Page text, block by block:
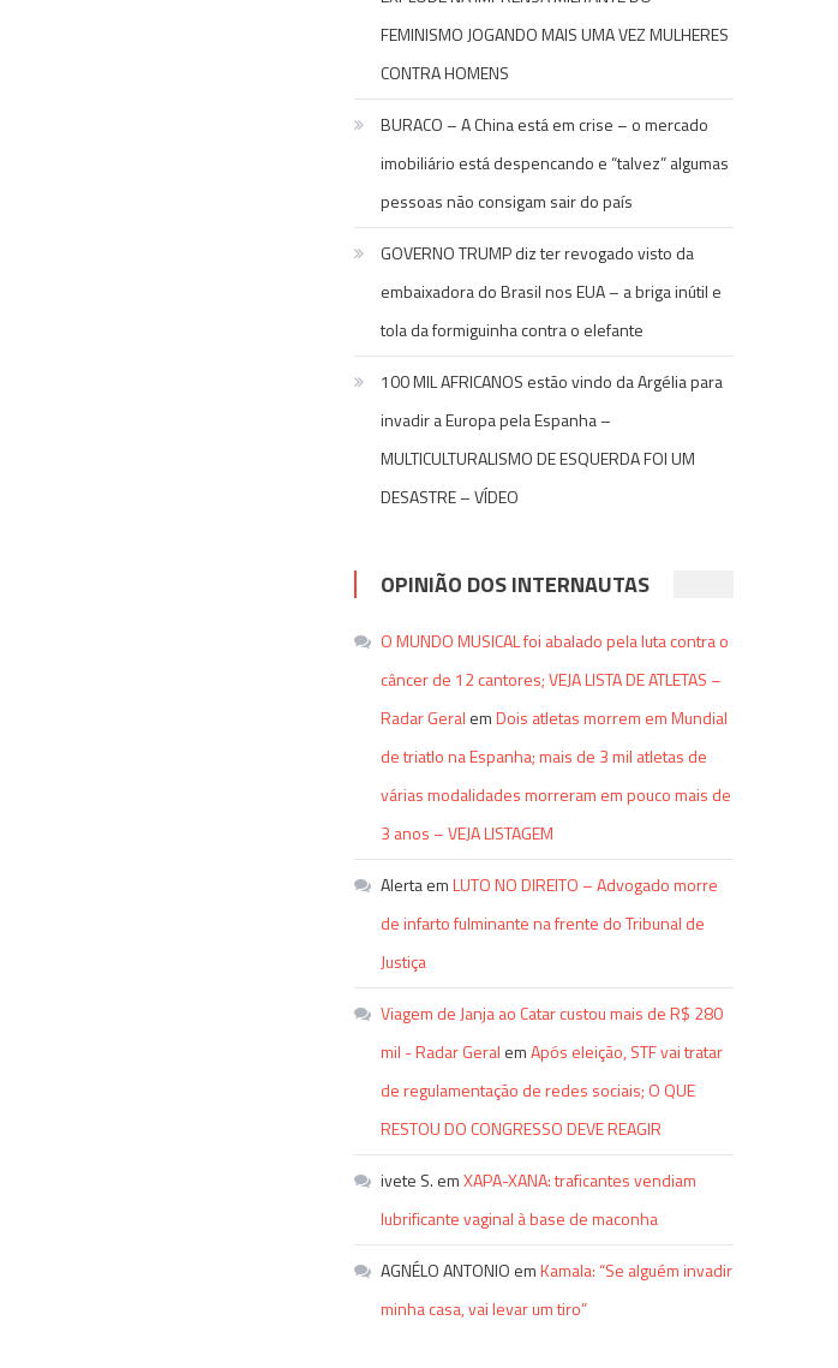
FEMINISMO JOGANDO MAIS UMA VEZ MULHERES
CONTRA HOMENS
BURACO – A China está em crise – o mercado
imobiliário está despencando e “talvez” algumas
pessoas não consigam sair do país
GOVERNO TRUMP diz ter revogado visto da
embaixadora do Brasil nos EUA – a briga inútil e
tola da formiguinha contra o elefante
100 MIL AFRICANOS estão vindo da Argélia para
invadir a Europa pela Espanha –
MULTICULTURALISMO DE ESQUERDA FOI UM
DESASTRE – VÍDEO
OPINIÃO DOS INTERNAUTAS
O MUNDO MUSICAL foi abalado pela luta contra o
câncer de 12 cantores; VEJA LISTA DE ATLETAS –
Radar Geral emDois atletas morrem em Mundial
de triatlo na Espanha; mais de 3 mil atletas de
várias modalidades morreram em pouco mais de
3 anos – VEJA LISTAGEM
AlertaemLUTO NO DIREITO – Advogado morre
de infarto fulminante na frente do Tribunal de
Justiça
Viagem de Janja ao Catar custou mais de R$ 280
mil - Radar Geral emApós eleição, STF vai tratar
de regulamentação de redes sociais; O QUE
RESTOU DO CONGRESSO DEVE REAGIR
ivete S. emXAPA-XANA: traficantes vendiam
lubrificante vaginal à base de maconha
AGNÉLO ANTONIO emKamala: “Se alguém invadir
minha casa, vai levar um tiro”